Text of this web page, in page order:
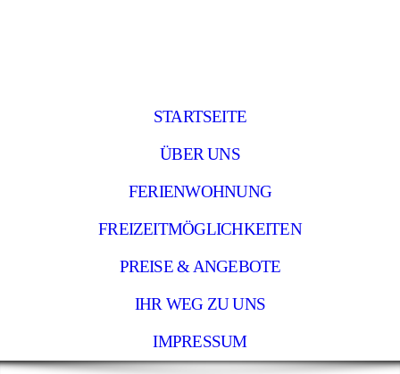
STARTSEITE
ÜBER UNS
FERIENWOHNUNG
FREIZEITMÖGLICHKEITEN
PREISE & ANGEBOTE
IHR WEG ZU UNS
IMPRESSUM